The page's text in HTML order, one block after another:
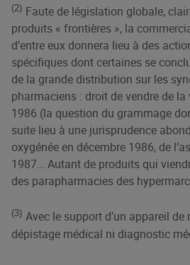
(2) Faute de législation globale,
produits « frontières », la
d’entre eux donnera lieu à des
spécifiques dont certaines se
de la grande distribution sur les
pharmaciens : droit de vendre de
1986 (la question du grammage
suite lieu à une jurisprudence
oxygénée en décembre 1986, de
1987… Autant de produits qui
des parapharmacies des
(3) Avec le support d’un appareil
dépistage médical ni diagnostic